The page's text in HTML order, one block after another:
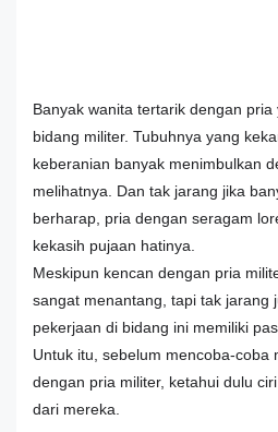
Banyak wanita tertarik dengan
bidang militer. Tubuhnya yang
keberanian banyak menimbulkan
melihatnya. Dan tak jarang jika
berharap, pria dengan seragam
kekasih pujaan hatinya.
Meskipun kencan dengan pria
sangat menantang, tapi tak jarang
pekerjaan di bidang ini memiliki
Untuk itu, sebelum mencoba-coba
dengan pria militer, ketahui dulu
dari mereka.